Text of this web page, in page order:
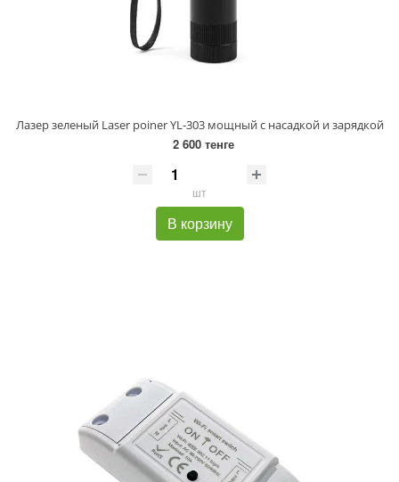
Лазер зеленый Laser poiner YL-303 мощный с насадкой и зарядкой
2 600 тенге
шт
В корзину